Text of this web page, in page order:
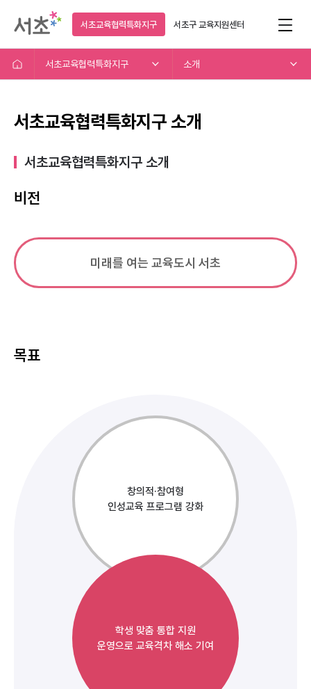
서초교육협력특화지구 서초구교육지원센터
서초교육협력특화지구 소개
서초교육협력특화지구 소개
서초교육협력특화지구 소개​
비전
미래를 여는 교육도시 서초
목표
창의적·참여형
인성교육 프로그램 강화
학생 맞춤 통합 지원
운영으로 교육격차 해소 기여